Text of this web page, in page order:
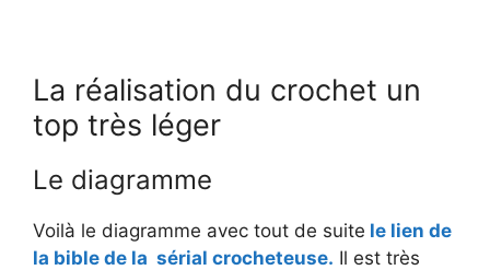
La réalisation du crochet un
top très léger
Le diagramme
Voilà le diagramme avec tout de suite le lien de
la bible de la sérial crocheteuse. Il est très